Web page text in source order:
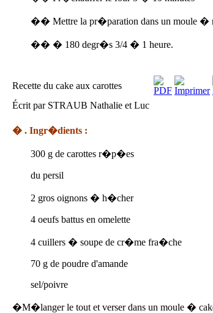
�� Mettre la pr�paration dans un moule �
�� � 180 degr�s 3/4 � 1 heure.
Recette du cake aux carottes
Écrit par STRAUB Nathalie et Luc
� . Ingr�dients :
300 g de carottes r�p�es
du persil
2 gros oignons � h�cher
4 oeufs battus en omelette
4 cuillers � soupe de cr�me fra�che
70 g de poudre d'amande
sel/poivre
�M�langer le tout et verser dans un moule �